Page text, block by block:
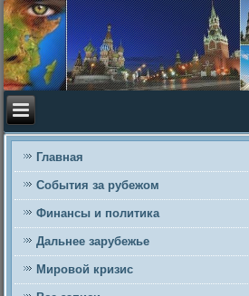
Главная
События за рубежом
Финансы и политика
Дальнее зарубежье
Мировой кризис